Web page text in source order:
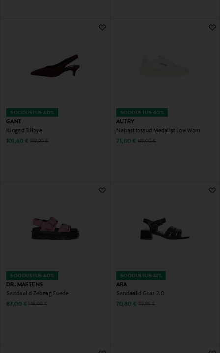
SOODUSTUS 40%
GANT
Kingad Tillbye
Discounted Price
101,40 € Original Price
169,90 €
SOODUSTUS 60%
AUTRY
Nahast tossud Medalist Low Wom
Discounted Price
71,60 € Original Price
179,00 €
SOODUSTUS 40%
DR. MARTENS
Sandaalid Zebzag Suede
Discounted Price
87,00 € Original Price
145,00 €
SOODUSTUS 41%
ARA
Sandaalid Graz 2.0
Discounted Price
70,80 € Original Price
119,95 €